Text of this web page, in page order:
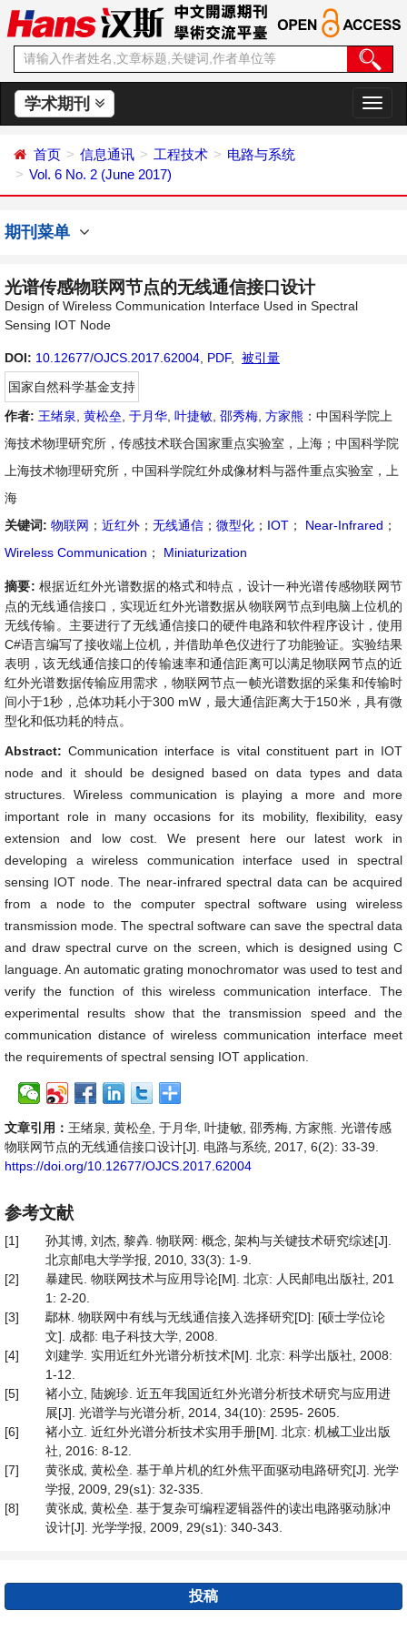
学术期刊
切
换
首页 信息通讯 工程技术
电路与系统
Vol. 6 No. 2 (June 2017)
期刊菜单
光谱传感物联网节点的无线通信接口设计
Design of Wireless Communication Interface Used in Spectral
Sensing IOT Node
DOI: 10.12677/OJCS.2017.62004 PDF,
被引量
国家自然科学基金支持
作者: 王绪泉 黄松垒 于月华 叶捷敏 邵秀梅 方家熊 ：中国科学院上
海技术物理研究所，传感技术联合国家重点实验室，上海；中国科学院
上海技术物理研究所，中国科学院红外成像材料与器件重点实验室，上
海
关键词: 物联网 ； 近红外 ； 无线通信 ； 微型化 ； IOT ； Near-Infrared ；
Wireless Communication ； Miniaturization
摘要: 根据近红外光谱数据的格式和特点，设计一种光谱传感物联网节
点的无线通信接口，实现近红外光谱数据从物联网节点到电脑上位机的
无线传输。主要进行了无线通信接口的硬件电路和软件程序设计，使用
C#语言编写了接收端上位机，并借助单色仪进行了功能验证。实验结果
表明，该无线通信接口的传输速率和通信距离可以满足物联网节点的近
红外光谱数据传输应用需求，物联网节点一帧光谱数据的采集和传输时
间小于1秒，总体功耗小于300 mW，最大通信距离大于150米，具有微
型化和低功耗的特点。
Abstract:Communication interface is vital constituent part in IOT
node and it should be designed based on data types and data
structures. Wireless communication is playing a more and more
important role in many occasions for its mobility, flexibility, easy
extension and low cost. We present here our latest work in
developing a wireless communication interface used in spectral
sensing IOT node. The near-infrared spectral data can be acquired
from a node to the computer spectral software using wireless
transmission mode. The spectral software can save the spectral data
and draw spectral curve on the screen, which is designed using C
language. An automatic grating monochromator was used to test and
verify the function of this wireless communication interface. The
experimental results show that the transmission speed and the
communication distance of wireless communication interface meet
the requirements of spectral sensing IOT application.
文章引用： 王绪泉, 黄松垒, 于月华, 叶捷敏, 邵秀梅, 方家熊. 光谱传感
物联网节点的无线通信接口设计[J]. 电路与系统, 2017, 6(2): 33-39.
https://doi.org/10.12677/OJCS.2017.62004
参考文献
[1]
孙其博, 刘杰, 黎羴. 物联网: 概念, 架构与关键技术研究综述[J].
北京邮电大学学报, 2010, 33(3): 1-9.
[2]
暴建民. 物联网技术与应用导论[M]. 北京: 人民邮电出版社, 201
1: 2-20.
[3]
鄢林. 物联网中有线与无线通信接入选择研究[D]: [硕士学位论
文]. 成都: 电子科技大学, 2008.
[4]
刘建学. 实用近红外光谱分析技术[M]. 北京: 科学出版社, 2008:
1-12.
[5]
褚小立, 陆婉珍. 近五年我国近红外光谱分析技术研究与应用进
展[J]. 光谱学与光谱分析, 2014, 34(10): 2595- 2605.
[6]
褚小立. 近红外光谱分析技术实用手册[M]. 北京: 机械工业出版
社, 2016: 8-12.
[7]
黄张成, 黄松垒. 基于单片机的红外焦平面驱动电路研究[J]. 光学
学报, 2009, 29(s1): 32-335.
[8]
黄张成, 黄松垒. 基于复杂可编程逻辑器件的读出电路驱动脉冲
设计[J]. 光学学报, 2009, 29(s1): 340-343.
投稿